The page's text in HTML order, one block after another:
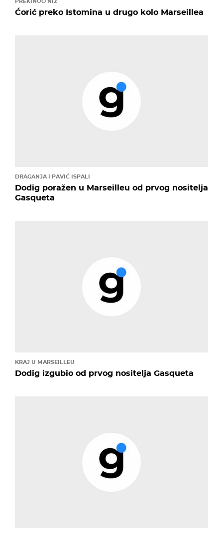
Ćorić preko Istomina u drugo kolo Marseillea
DRAGANJA I PAVIĆ ISPALI
Dodig poražen u Marseilleu od prvog nositelja
Gasqueta
KRAJ U MARSEILLEU
Dodig izgubio od prvog nositelja Gasqueta